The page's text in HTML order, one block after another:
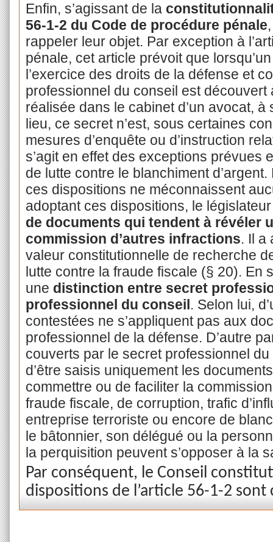
Enfin, s’agissant de la
56-1-2 du Code de procédure pénale
rappeler leur objet. Par exception à
pénale, cet article prévoit que
l’exercice des droits de la défense et
professionnel du conseil est découvert
réalisée dans le cabinet d’un avocat,
lieu, ce secret n’est, sous certaines
mesures d’enquête ou d’instruction
s’agit en effet des exceptions prévues
de lutte contre le blanchiment
ces dispositions ne méconnaissent
adoptant ces dispositions, le
de documents qui tendent à révéler
commission d’autres infractions. Il a
valeur constitutionnelle de recherche
lutte contre la fraude fiscale (§ 20). En
une distinction entre secret
professionnel du conseil . Selon lui,
contestées ne s’appliquent pas aux
professionnel de la défense. D’autre
couverts par le secret professionnel
d’être saisis uniquement les
commettre ou de faciliter la
fraude fiscale, de corruption, trafic
entreprise terroriste ou encore de
le bâtonnier, son délégué ou la
la perquisition peuvent s’opposer à la
Par conséquent, le Conseil
dispositions de l’article 56-1-2